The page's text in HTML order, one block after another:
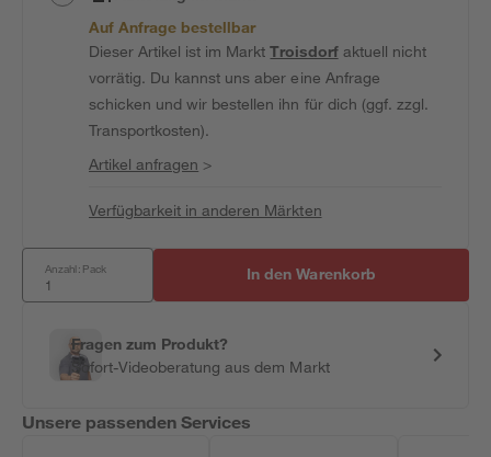
Auf Anfrage bestellbar
Dieser Artikel ist im MarktTroisdorfaktuell nicht
vorrätig. Du kannst uns aber eine Anfrage
schicken und wir bestellen ihn für dich (ggf. zzgl.
Transportkosten).
Artikel anfragen >
Verfügbarkeit in anderen Märkten
Anzahl: Pack In den Warenkorb
Fragen zum Produkt?
Sofort-Videoberatung aus dem Markt
Unsere passenden Services